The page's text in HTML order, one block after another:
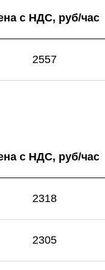
с НДС, руб/час
2557
с НДС, руб/час
2318
2305